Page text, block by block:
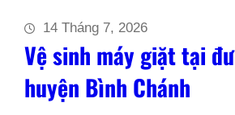
14 Tháng 7, 2026
Vệ sinh máy giặt tại
huyện Bình Chánh